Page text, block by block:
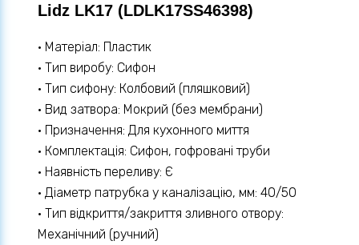
Lidz LK17 (LDLK17SS46398)
• Матеріал: Пластик
• Тип виробу: Сифон
• Тип сифону: Колбовий (пляшковий)
• Вид затвора: Мокрий (без мембрани)
• Призначення: Для кухонного миття
• Комплектація: Сифон, гофровані труби
• Наявність переливу: Є
• Діаметр патрубка у каналізацію, мм: 40/50
• Тип відкриття/закриття зливного отвору:
Механічний (ручний)